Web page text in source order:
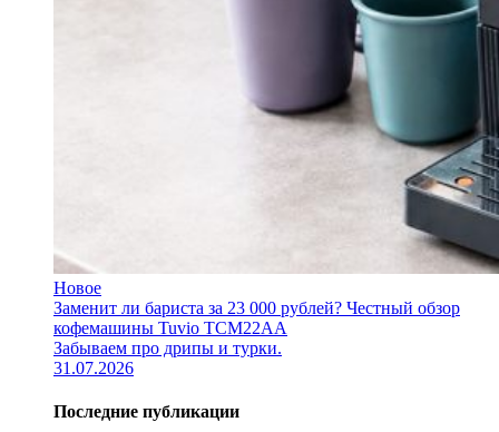
Новое
Заменит ли бариста за 23 000 рублей? Честный обзор
кофемашины Tuvio TCM22AA
Забываем про дрипы и турки.
31.07.2026
Последние публикации